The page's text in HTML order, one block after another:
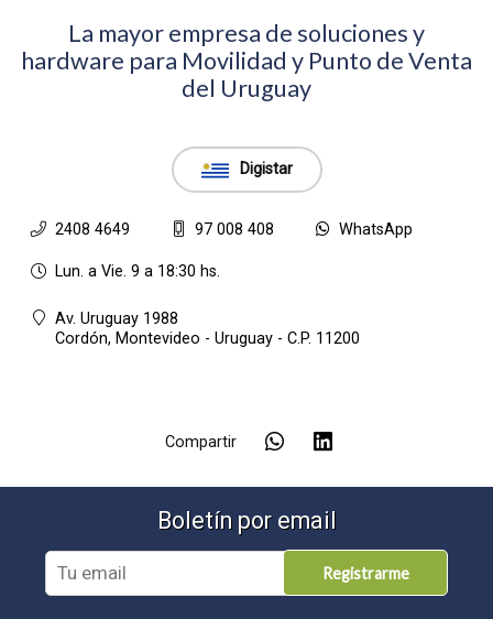
La mayor empresa de soluciones y
hardware para Movilidad y Punto de Venta
del Uruguay
Digistar
2408 4649 97 008 408 WhatsApp
Lun. a Vie. 9 a 18:30 hs.
Av. Uruguay 1988
Cordón, Montevideo - Uruguay - C.P. 11200
Compartir
Boletín por email
Registrarme